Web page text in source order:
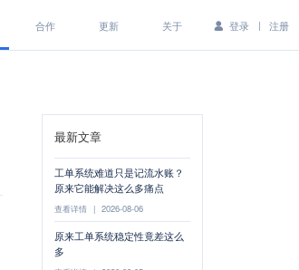
合作 更新 关于 登录 | 注册
最新文章
工单系统难道只是记流水账？
原来它能解决这么多痛点
查看详情 | 2026-08-06
原来工单系统稳定性竟差这么
多